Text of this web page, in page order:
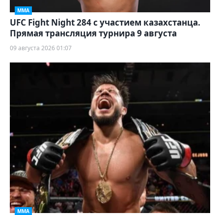
ММА
UFC Fight Night 284 с участием казахстанца.
Прямая трансляция турнира 9 августа
09 августа 2026 01:07
ММА